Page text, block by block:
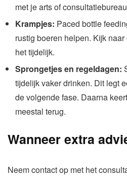
met je arts of
Krampjes: Paced bottle
rustig boeren helpen. Kijk
het tijdelijk.
Sprongetjes en regeldagen:
tijdelijk vaker drinken. Dit legt
de volgende fase. Daarna
meestal terug.
Wanneer extra
Neem contact op met het